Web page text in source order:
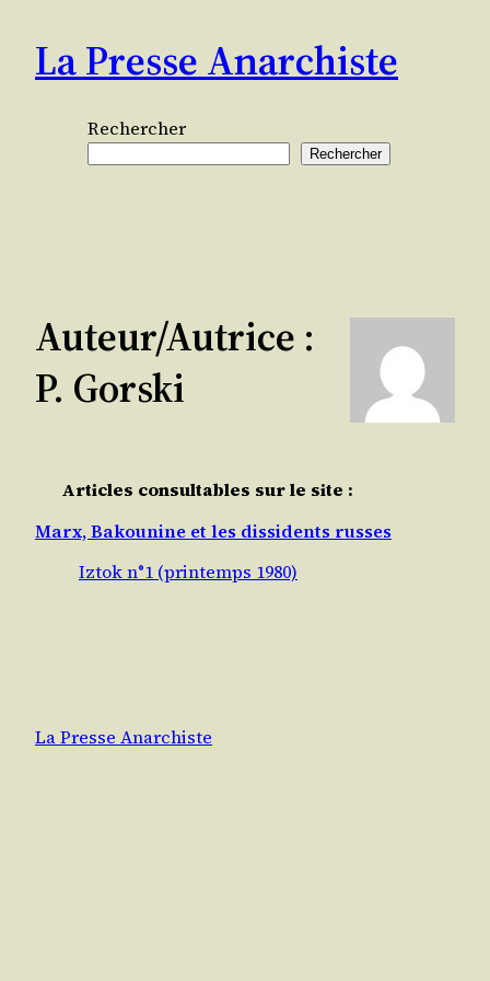
contenu
La Presse Anarchiste
Rechercher
Rechercher
Auteur/autrice :
P. Gorski
Articles consultables sur le site :
Marx, Bakounine et les dissidents russes
Iztok n°1 (printemps 1980)
La Presse Anarchiste